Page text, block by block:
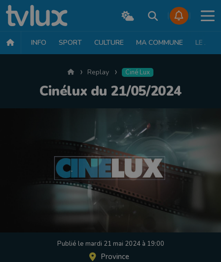
INFO SPORT CULTURE MA COMMUNE LE JT
AccueilReplay Ciné Lux
Cinélux du 21/05/2024
Publié le mardi 21 mai 2024 à 19:00
Province